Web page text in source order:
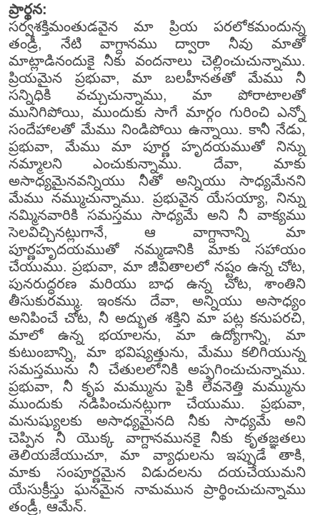
ప్రార్థన:
సర్వశక్తిమంతుడవైన మా ప్రియ పరలోకమందున్న
తండ్రీ, నేటి వాగ్దానము ద్వారా నీవు మాతో
మాట్లాడినందుకై నీకు వందనాలు చెల్లించుచున్నాము.
ప్రియమైన ప్రభువా, మా బలహీనతతో మేము నీ
సన్నిధికి వచ్చుచున్నాము, మా పోరాటాలతో
మునిగిపోయి, ముందుకు సాగే మార్గం గురించి ఎన్నో
సందేహాలతో మేము నిండిపోయి ఉన్నాయి. కానీ నేడు,
ప్రభువా, మేము మా పూర్ణ హృదయముతో నిన్ను
నమ్మాలని ఎంచుకున్నాము. దేవా, మాకు
అసాధ్యమైనవన్నియు నీతో అన్నియు సాధ్యమేనని
మేము నమ్ముచున్నాము. ప్రభువైన యేసయ్యా, నిన్ను
నమ్మినవారికి సమస్తము సాధ్యమే అని నీ వాక్యము
సెలవిచ్చినట్లుగానే, ఆ వాగ్దానాన్ని మా
పూర్ణహృదయముతో నమ్మడానికి మాకు సహాయం
చేయుము. ప్రభువా, మా జీవితాలలో నష్టం ఉన్న చోట,
పునరుద్ధరణ మరియు బాధ ఉన్న చోట, శాంతిని
తీసుకురమ్ము. ఇంకను దేవా, అన్నియు అసాధ్యం
అనిపించే చోట, నీ అద్భుత శక్తిని మా పట్ల కనుపరచి,
మాలో ఉన్న భయాలను, మా ఉద్యోగాన్ని, మా
కుటుంబాన్ని, మా భవిష్యత్తును, మేము కలిగియున్న
సమస్తమును నీ చేతులలోనికి అప్పగించుచున్నాము.
ప్రభువా, నీ కృప మమ్మును పైకి లేవనెత్తి మమ్మును
ముందుకు నడిపించునట్లుగా చేయుము. ప్రభువా,
మనుష్యులకు అసాధ్యమైనది నీకు సాధ్యమే అని
చెప్పిన నీ యొక్క వాగ్దానమునకై నీకు కృతజ్ఞతలు
తెలియజేయుచూ, మా వ్యాధులను ఇప్పుడే తాకి,
మాకు సంపూర్ణమైన విడుదలను దయచేయుమని
యేసుక్రీస్తు ఘనమైన నామమున ప్రార్థించుచున్నాము
తండ్రీ, ఆమేన్.